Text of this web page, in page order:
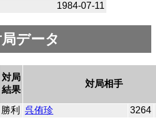
1984-07-11
データ
対局
結果
対局相手
勝利 呉侑珍
3264